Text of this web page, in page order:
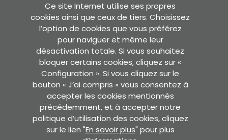
Sara Etxea
Murkondo Auzoa, 4
20211 ATAUN (Gipuzkoa)
VOIR SUR GOOGLE MAPS
Secrétaire
Pedro Asua , 2 - 2. solairua.
60. bulegoa. 01008 GASTEIZ
Ce site Internet utilise ses propres
cookies ainsi que ceux de tiers. Choisissez
l’option de cookies que vous préférez
pour naviguer et même leur
désactivation totale. Si vous souhaitez
bloquer certains cookies, cliquez sur «
Configuration ». Si vous cliquez sur le
bouton « J’ai compris » vous consentez à
accepter les cookies mentionnés
précédemment, et à accepter notre
politique d’utilisation des cookies, cliquez
sur le lien "En savoir plus" pour plus